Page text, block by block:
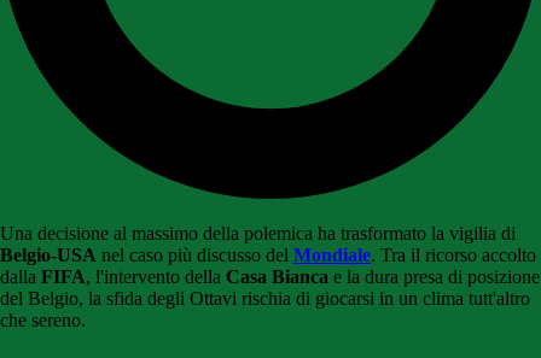
Una decisione al massimo della polemica ha trasformato la vigilia di
Belgio-USA nel caso più discusso del Mondiale. Tra il ricorso accolto
dalla FIFA, l'intervento della Casa Bianca e la dura presa di posizione
del Belgio, la sfida degli Ottavi rischia di giocarsi in un clima tutt'altro
che sereno.